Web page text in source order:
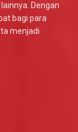
Dengan
bagi para
menjadi